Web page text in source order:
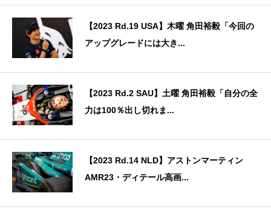
【2023 Rd.19 USA】木曜 角田裕毅「今回の
アップグレードには大き...
【2023 Rd.2 SAU】土曜 角田裕毅「自分の全
力は100％出し切れま...
【2023 Rd.14 NLD】アストンマーティン
AMR23・ディテール高画...